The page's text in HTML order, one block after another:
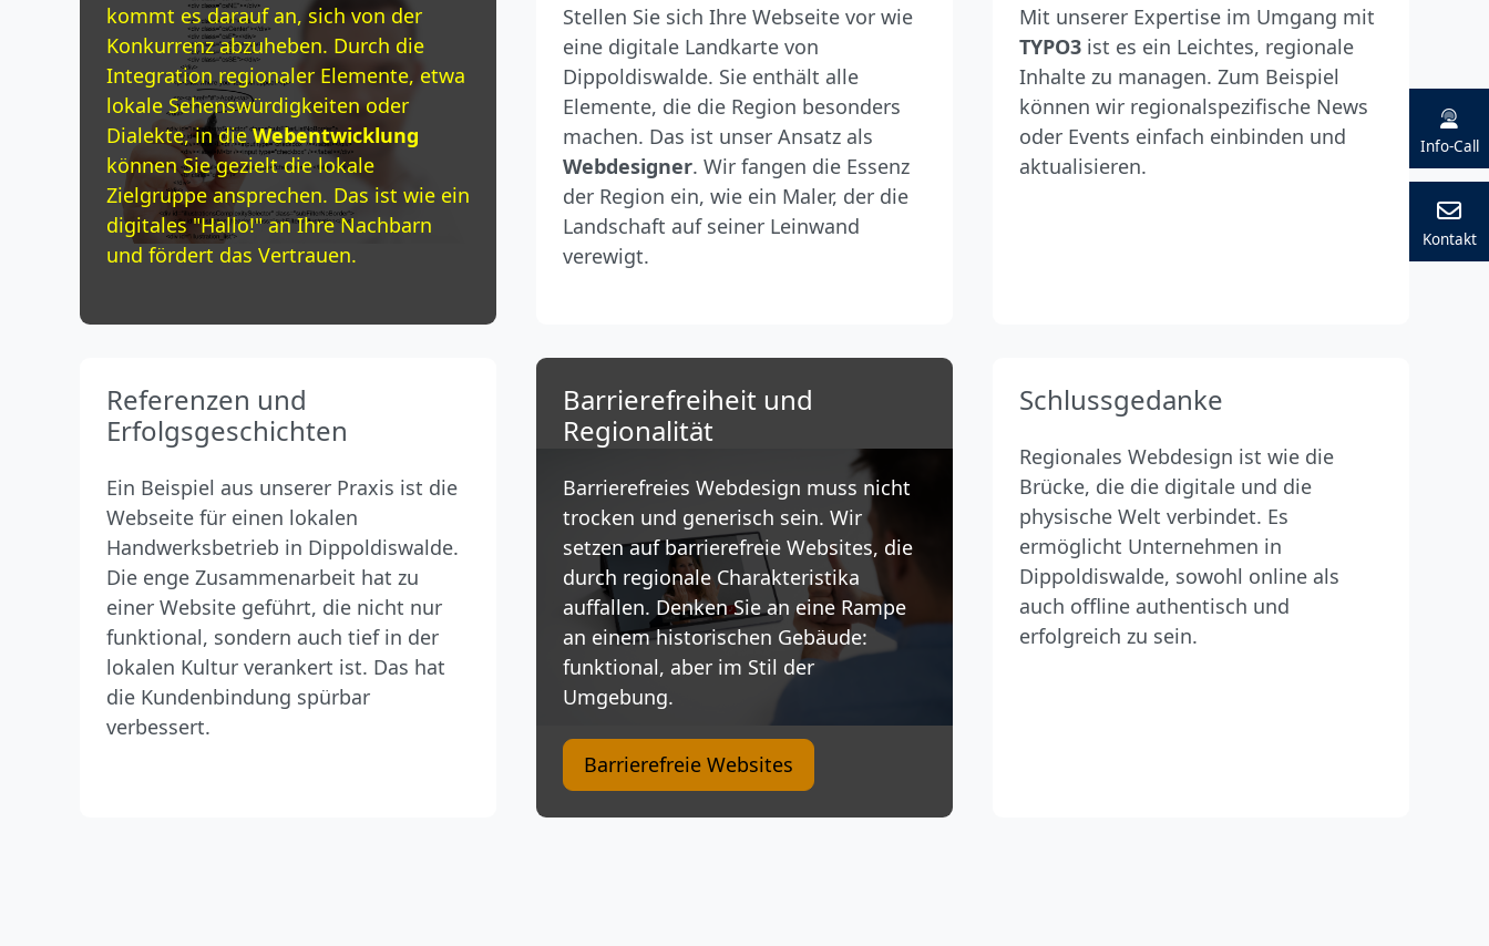
kommt es darauf an, sich von der
Konkurrenz abzuheben. Durch die
Integration regionaler Elemente, etwa
lokale Sehenswürdigkeiten oder
Dialekte, in dieWebentwicklung
können Sie gezielt die lokale
Zielgruppe ansprechen. Das ist wie ein
digitales "Hallo!" an Ihre Nachbarn
und fördert das Vertrauen.
Stellen Sie sich Ihre Webseite vor wie
eine digitale Landkarte von
Dippoldiswalde. Sie enthält alle
Elemente, die die Region besonders
machen. Das ist unser Ansatz als
Webdesigner. Wir fangen die Essenz
der Region ein, wie ein Maler, der die
Landschaft auf seiner Leinwand
verewigt.
Mit unserer Expertise im Umgang mit
TYPO3 ist es ein Leichtes, regionale
Inhalte zu managen. Zum Beispiel
können wir regionalspezifische News
oder Events einfach einbinden und
aktualisieren.
Referenzen und
Erfolgsgeschichten
Ein Beispiel aus unserer Praxis ist die
Webseite für einen lokalen
Handwerksbetrieb in Dippoldiswalde.
Die enge Zusammenarbeit hat zu
einer Website geführt, die nicht nur
funktional, sondern auch tief in der
lokalen Kultur verankert ist. Das hat
die Kundenbindung spürbar
verbessert.
Barrierefreiheit und
Regionalität
Barrierefreies Webdesign muss nicht
trocken und generisch sein. Wir
setzen auf barrierefreie Websites, die
durch regionale Charakteristika
auffallen. Denken Sie an eine Rampe
an einem historischen Gebäude:
funktional, aber im Stil der
Umgebung.
Barrierefreie Websites
Schlussgedanke
Regionales Webdesign ist wie die
Brücke, die die digitale und die
physische Welt verbindet. Es
ermöglicht Unternehmen in
Dippoldiswalde, sowohl online als
auch offline authentisch und
erfolgreich zu sein.
Info-Call
Kontakt